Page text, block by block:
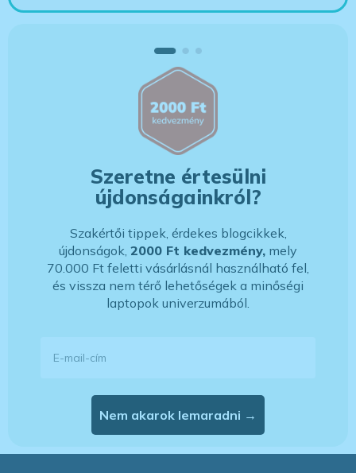
Szeretne értesülni
újdonságainkról?
Szakértői tippek, érdekes blogcikkek,
újdonságok, 2000 Ft kedvezmény, mely
70.000 Ft feletti vásárlásnál használható fel,
és vissza nem térő lehetőségek a minőségi
laptopok univerzumából.
Nem akarok lemaradni →